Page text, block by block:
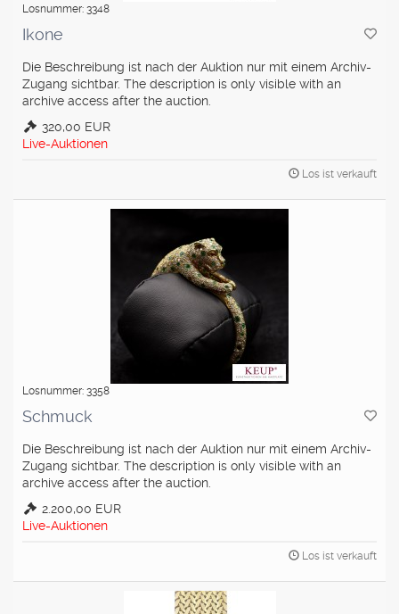
Losnummer: 3348
Ikone
Die Beschreibung ist nach der Auktion nur mit einem Archiv-
Zugang sichtbar. The description is only visible with an
archive access after the auction.
320,00 EUR
Live-Auktionen
Los ist verkauft
Losnummer: 3358
Schmuck
Die Beschreibung ist nach der Auktion nur mit einem Archiv-
Zugang sichtbar. The description is only visible with an
archive access after the auction.
2.200,00 EUR
Live-Auktionen
Los ist verkauft